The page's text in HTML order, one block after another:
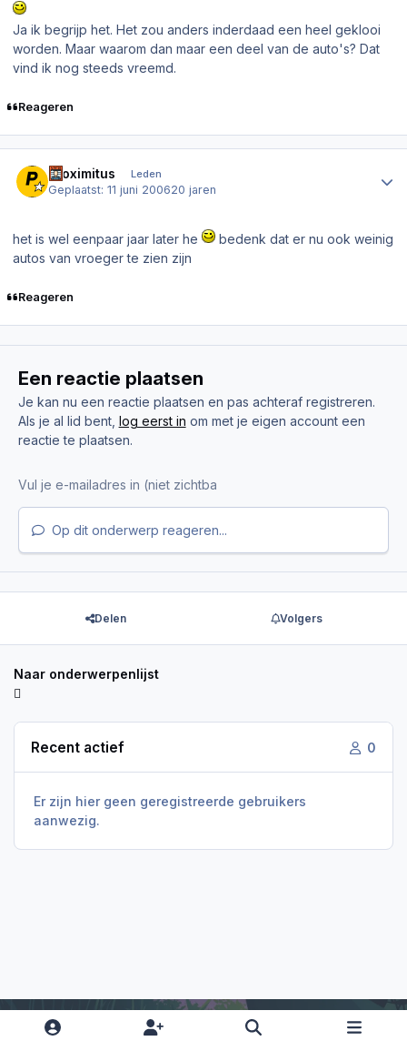
Ja ik begrijp het. Het zou anders inderdaad een heel geklooi
worden. Maar waarom dan maar een deel van de auto's? Dat
vind ik nog steeds vreemd.
Reageren
Proximitus Leden
Geplaatst:11 juni 200620 jaren
het is wel eenpaar jaar later he
bedenk dat er nu ook weinig
autos van vroeger te zien zijn
Reageren
Een reactie plaatsen
Je kan nu een reactie plaatsen en pas achteraf registreren.
Als je al lid bent, log eerst in om met je eigen account een
reactie te plaatsen.
Op dit onderwerp reageren...
Delen Volgers
Naar onderwerpenlijst
Recent actief 0
Er zijn hier geen geregistreerde gebruikers
aanwezig.